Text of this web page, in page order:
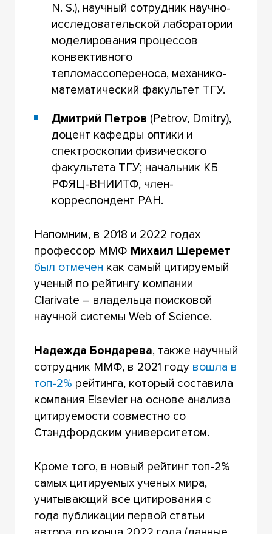
N. S.), научный сотрудник научно-
исследовательской лаборатории
моделирования процессов
конвективного
тепломассопереноса, механико-
математический факультет ТГУ.
Дмитрий Петров (Petrov, Dmitry),
доцент кафедры оптики и
спектроскопии физического
факультета ТГУ; начальник КБ
РФЯЦ-ВНИИТФ, член-
корреспондент РАН.
Напомним, в 2018 и 2022 годах
профессор ММФ Михаил Шеремет
был отмечен как самый цитируемый
ученый по рейтингу компании
Clarivate – владельца поисковой
научной системы Web of Science.
Надежда Бондарева, также научный
сотрудник ММФ, в 2021 году вошла в
топ-2% рейтинга, который составила
компания Elsevier на основе анализа
цитируемости совместно со
Стэндфордским университетом.
Кроме того, в новый рейтинг топ-2%
самых цитируемых ученых мира,
учитывающий все цитирования с
года публикации первой статьи